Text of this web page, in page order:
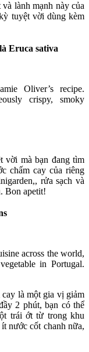
lành mạnh này của
tuyệt vời dùng kèm
Eruca sativa
Oliver’s recipe.
crispy, smoky
vời mà bạn đang tìm
chấm cay của riêng
rửa sạch và
Bon apetit!
across the world,
in Portugal.
là một gia vị giảm
2 phút, bạn có thể
trái ớt từ trong khu
nước cốt chanh nữa,